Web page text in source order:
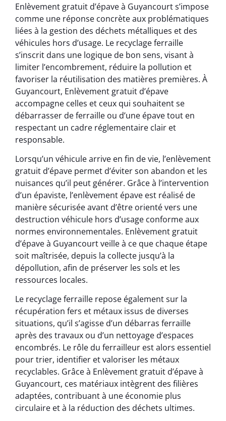
Enlèvement gratuit d’épave à Guyancourt s’impose
comme une réponse concrète aux problématiques
liées à la gestion des déchets métalliques et des
véhicules hors d’usage. Le recyclage ferraille
s’inscrit dans une logique de bon sens, visant à
limiter l’encombrement, réduire la pollution et
favoriser la réutilisation des matières premières. À
Guyancourt, Enlèvement gratuit d’épave
accompagne celles et ceux qui souhaitent se
débarrasser de ferraille ou d’une épave tout en
respectant un cadre réglementaire clair et
responsable.
Lorsqu’un véhicule arrive en fin de vie, l’enlèvement
gratuit d’épave permet d’éviter son abandon et les
nuisances qu’il peut générer. Grâce à l’intervention
d’un épaviste, l’enlèvement épave est réalisé de
manière sécurisée avant d’être orienté vers une
destruction véhicule hors d’usage conforme aux
normes environnementales. Enlèvement gratuit
d’épave à Guyancourt veille à ce que chaque étape
soit maîtrisée, depuis la collecte jusqu’à la
dépollution, afin de préserver les sols et les
ressources locales.
Le recyclage ferraille repose également sur la
récupération fers et métaux issus de diverses
situations, qu’il s’agisse d’un débarras ferraille
après des travaux ou d’un nettoyage d’espaces
encombrés. Le rôle du ferrailleur est alors essentiel
pour trier, identifier et valoriser les métaux
recyclables. Grâce à Enlèvement gratuit d’épave à
Guyancourt, ces matériaux intègrent des filières
adaptées, contribuant à une économie plus
circulaire et à la réduction des déchets ultimes.